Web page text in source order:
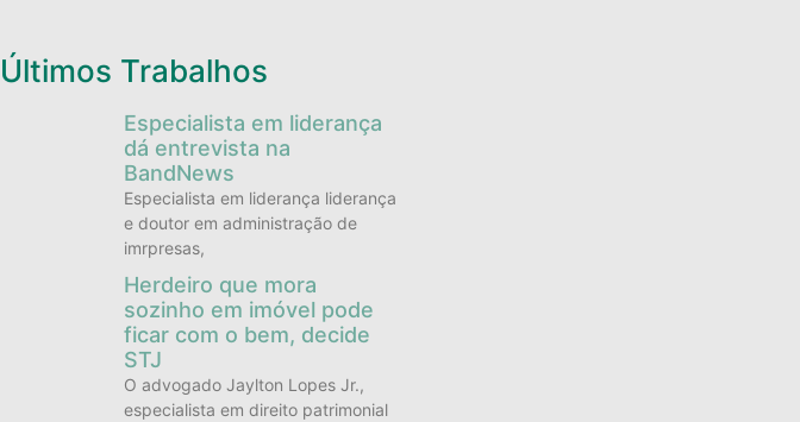
Últimos Trabalhos
Especialista em liderança
dá entrevista na
BandNews
Especialista em liderança liderança
e doutor em administração de
imrpresas,
Herdeiro que mora
sozinho em imóvel pode
ficar com o bem, decide
STJ
O advogado Jaylton Lopes Jr.,
especialista em direito patrimonial